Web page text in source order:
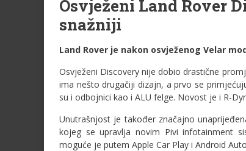
Osvježeni Land Rover
snažniji
Land Rover je nakon osvježenog Velar
Osvježeni Discovery nije dobio drastične
ima nešto drugačiji dizajn, a prvo se
su i odbojnici kao i ALU felge. Novost je i R-
Unutrašnjost je također značajno
kojeg se upravlja novim Pivi infotainment
moguće je putem Apple Car Play i Android